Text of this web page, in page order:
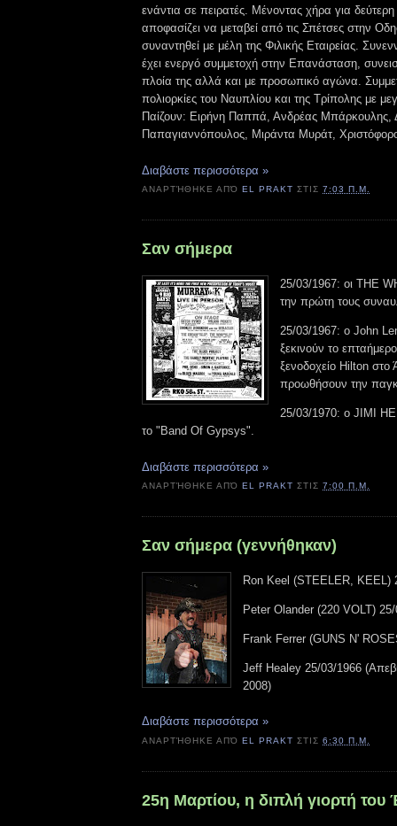
ενάντια σε πειρατές. Μένοντας χήρα για
αποφασίζει να μεταβεί από τις Σπέτσες στην
συναντηθεί με μέλη της Φιλικής Εταιρείας.
έχει ενεργό συμμετοχή στην Επανάσταση,
πλοία της αλλά και με προσωπικό αγώνα.
πολιορκίες του Ναυπλίου και της Τρίπολης με
Παίζουν: Ειρήνη Παππά, Ανδρέας Μπάρκουλης,
Παπαγιαννόπουλος, Μιράντα Μυράτ,
Διαβάστε περισσότερα »
ΑΝΑΡΤΉΘΗΚΕ ΑΠΌEL PRAKT ΣΤΙΣ7:03 Π.Μ.
Σαν σήμερα
25/03/1967: οι THE
την πρώτη τους
25/03/1967: ο John
ξεκινούν το
ξενοδοχείο Hilton στο
προωθήσουν την
25/03/1970: ο JIMI
το "Band Of Gypsys".
Διαβάστε περισσότερα »
ΑΝΑΡΤΉΘΗΚΕ ΑΠΌEL PRAKT ΣΤΙΣ7:00 Π.Μ.
Σαν σήμερα (γεννήθηκαν)
Ron Keel (STEELER, KEEL)
Peter Olander (220 VOLT)
Frank Ferrer (GUNS N'
Jeff Healey 25/03/1966
2008)
Διαβάστε περισσότερα »
ΑΝΑΡΤΉΘΗΚΕ ΑΠΌEL PRAKT ΣΤΙΣ6:30 Π.Μ.
25η Μαρτίου, η διπλή γιορτή του